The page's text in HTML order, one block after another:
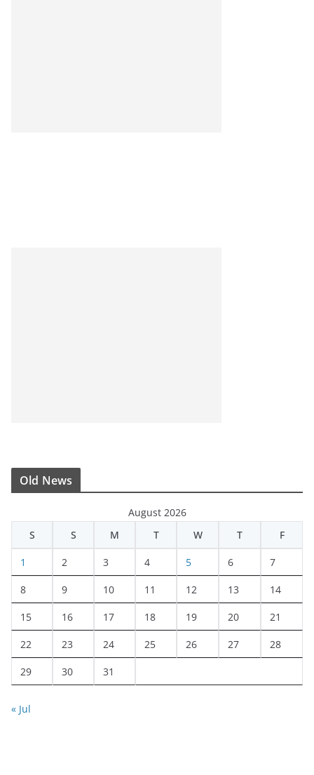
Old News
August 2026
S
S M T W T F
1 2 3 4 5 6 7
8 9 10 11 12 13 14
15 16 17 18 19 20 21
22 23 24 25 26 27 28
29 30 31
« Jul